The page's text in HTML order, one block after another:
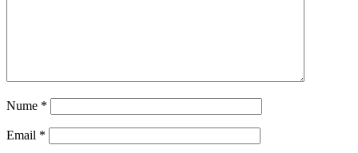
Nume *
Email *